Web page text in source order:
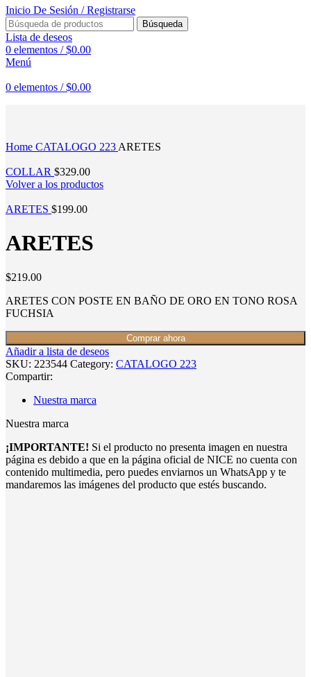
Inicio De Sesión / Registrarse
Búsqueda
Lista de deseos
0 elementos / $0.00
Menú
0 elementos / $0.00
Home CATALOGO 223 ARETES
COLLAR $329.00
Volver a los productos
ARETES $199.00
ARETES
$219.00
ARETES CON POSTE EN BAÑO DE ORO EN TONO ROSA
FUCHSIA
Comprar ahora
Añadir a lista de deseos
SKU: 223544 Category: CATALOGO 223
Compartir:
Nuestra marca
Nuestra marca
¡IMPORTANTE! Si el producto no presenta imagen en nuestra
página es debido a que en la página oficial de NICE no cuenta con
contenido multimedia, pero puedes enviarnos un WhatsApp y te
mandaremos las imágenes del producto que estés buscando.